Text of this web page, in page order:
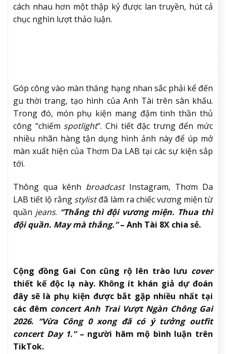
cách nhau hơn một thập kỷ được lan truyền, hút cả
chục nghìn lượt thảo luận.
Góp công vào màn thăng hạng nhan sắc phải kể đến
gu thời trang, tạo hình của Anh Tài trên sân khấu.
Trong đó, món phụ kiện mang đậm tinh thần thủ
công “chiếm spotlight“. Chi tiết đặc trưng đến mức
nhiều nhãn hàng tận dụng hình ảnh này để úp mở
màn xuất hiện của Thơm Da LAB tại các sự kiện sắp
tới.
Thông qua kênh broadcastInstagram, Thơm Da
LAB tiết lộ rằng stylistđã làm ra chiếc vương miện từ
quần jeans. “Thắng thì đội vương miện. Thua thì
đội quần. May mà thắng.”– Anh Tài 8X chia sẻ.
Cộng đồng Gai Con cũng rộ lên trào lưu cover
thiết kế độc lạ này. Không ít khán giả dự đoán
đây sẽ là phụ kiện được bắt gặp nhiều nhất tại
các đêm concertAnh Trai Vượt Ngàn Chông Gai
2026. “Vừa Công 0 xong đã có ý tưởng outfit
concert Day 1.”– người hâm mộ bình luận trên
TikTok.